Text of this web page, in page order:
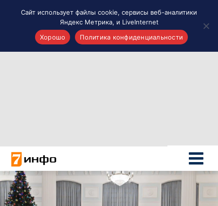
Новости России
Политика
Новости мира
Все материалы 7инфо
О НАС
Сайт использует файлы cookie, сервисы веб-аналитики
Яндекс Метрика, и LiveInternet
Хорошо
Политика конфиденциальности